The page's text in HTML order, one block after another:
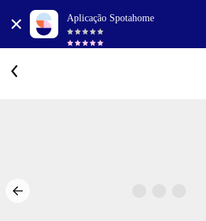
Aplicação Spotahome